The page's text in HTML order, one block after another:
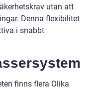
utan att
Denna flexibilitet
i snabbt
finns flera Olika